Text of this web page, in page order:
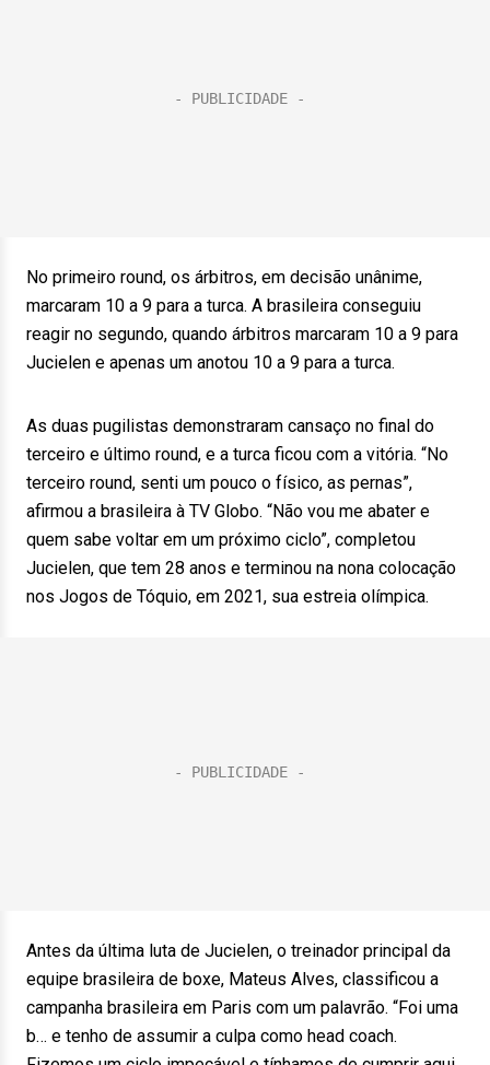
No primeiro round, os árbitros, em decisão unânime,
marcaram 10 a 9 para a turca. A brasileira conseguiu
reagir no segundo, quando árbitros marcaram 10 a 9 para
Jucielen e apenas um anotou 10 a 9 para a turca.
As duas pugilistas demonstraram cansaço no final do
terceiro e último round, e a turca ficou com a vitória. “No
terceiro round, senti um pouco o físico, as pernas”,
afirmou a brasileira à TV Globo. “Não vou me abater e
quem sabe voltar em um próximo ciclo”, completou
Jucielen, que tem 28 anos e terminou na nona colocação
nos Jogos de Tóquio, em 2021, sua estreia olímpica.
Antes da última luta de Jucielen, o treinador principal da
equipe brasileira de boxe, Mateus Alves, classificou a
campanha brasileira em Paris com um palavrão. “Foi uma
b… e tenho de assumir a culpa como head coach.